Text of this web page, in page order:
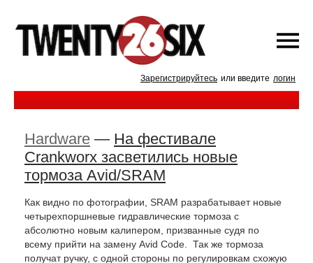
Зарегистрируйтесь или введите логин
Hardware — На фестивале
Crankworx засветились новые
тормоза Avid/SRAM
Как видно по фотографии, SRAM разрабатывает новые
четырехпоршневые гидравлические тормоза с
абсолютно новым калипером, призванные судя по
всему прийти на замену Avid Code. Так же тормоза
получат ручку, с одной стороны по регулировкам схожую